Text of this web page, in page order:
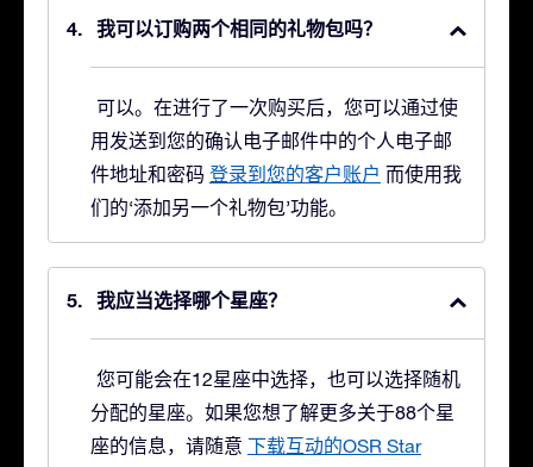
我可以订购两个相同的礼物包吗？
可以。在进行了一次购买后，您可以通过使
用发送到您的确认电子邮件中的个人电子邮
件地址和密码 登录到您的客户账户 而使用我
们的‘添加另一个礼物包’功能。
我应当选择哪个星座？
您可能会在12星座中选择，也可以选择随机
分配的星座。如果您想了解更多关于88个星
座的信息，请随意 下载互动的OSR Star